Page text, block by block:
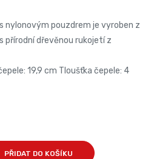
nylonovým pouzdrem je vyroben z
přírodní dřevěnou rukojetí z
19,9 cm Tloušťka čepele: 4
PŘIDAT DO KOŠÍKU